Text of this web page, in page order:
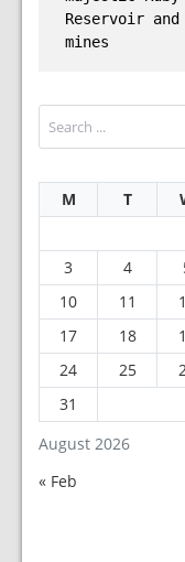
Reservoir
mines
August 2026
M T
3
4
10
11
17
18
24
25
31
« Feb